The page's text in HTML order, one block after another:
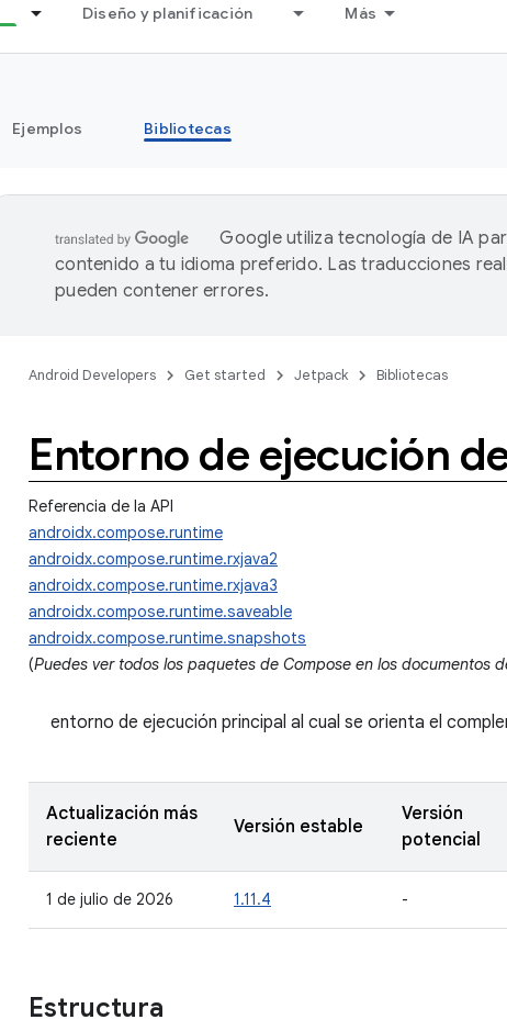
Diseño y planificación Más
Ejemplos Bibliotecas
Google utiliza tecnología de IA
contenido a tu idioma preferido. Las traducciones
pueden contener errores.
Android Developers Get started Jetpack Bibliotecas
Entorno de ejecución
Referencia de la API
androidx.compose.runtime
androidx.compose.runtime.rxjava2
androidx.compose.runtime.rxjava3
androidx.compose.runtime.saveable
androidx.compose.runtime.snapshots
(Puedes ver todos los paquetes de Compose en los documentos
entorno de ejecución principal al cual se orienta el
Actualización más
reciente
Versión estable
Versión
potencial
1 de julio de 2026 1.11.4 -
Estructura